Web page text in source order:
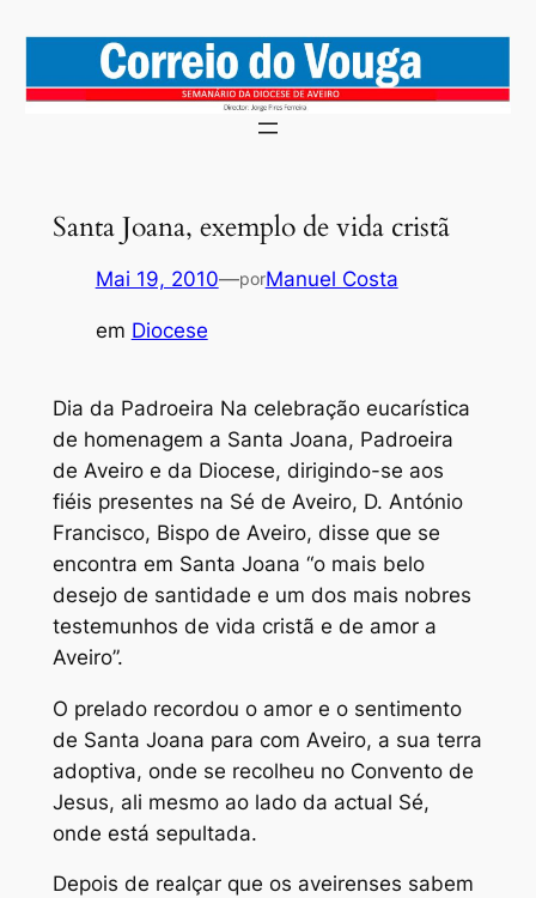
Santa Joana, exemplo de vida cristã
Mai 19, 2010—porManuel Costa
em Diocese
Dia da Padroeira Na celebração eucarística
de homenagem a Santa Joana, Padroeira
de Aveiro e da Diocese, dirigindo-se aos
fiéis presentes na Sé de Aveiro, D. António
Francisco, Bispo de Aveiro, disse que se
encontra em Santa Joana “o mais belo
desejo de santidade e um dos mais nobres
testemunhos de vida cristã e de amor a
Aveiro”.
O prelado recordou o amor e o sentimento
de Santa Joana para com Aveiro, a sua terra
adoptiva, onde se recolheu no Convento de
Jesus, ali mesmo ao lado da actual Sé,
onde está sepultada.
Depois de realçar que os aveirenses sabem